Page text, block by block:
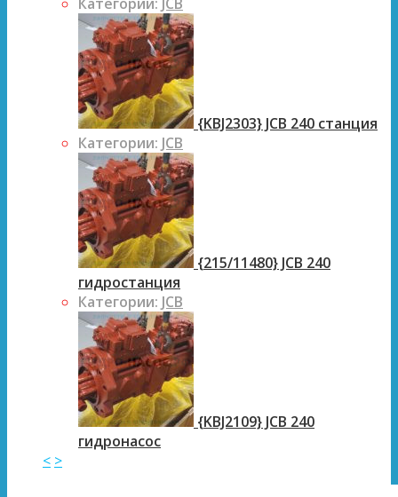
{KBJ2303} JCB 240 станция
Категории: JCB
{215/11480} JCB 240
гидростанция
Категории: JCB
{KBJ2109} JCB 240
гидронасос
< >